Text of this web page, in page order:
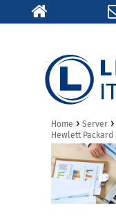
Home › Server ›
Hewlett Packard